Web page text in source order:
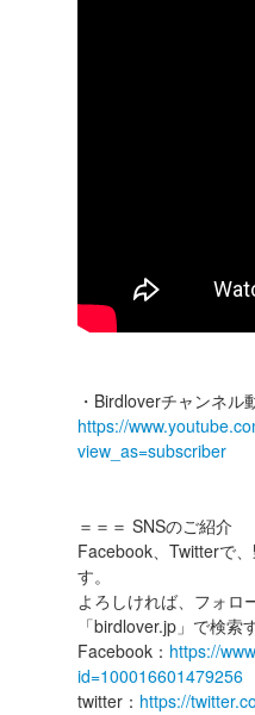
・Birdloverチャンネル
https://
view_as=subscriber
＝＝＝ SNSのご紹介
Facebook、Twitterで
す。
よろしければ、フォロ
「birdlover.jp」で検索
Facebook： https://
id=100016601479256
twitter： https://